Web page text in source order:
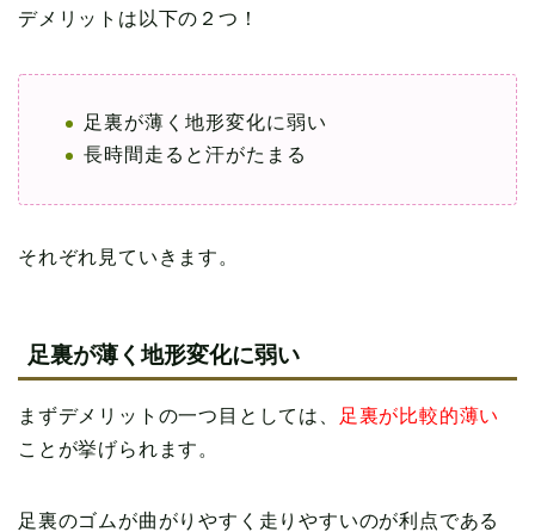
デメリットは以下の２つ！
足裏が薄く地形変化に弱い
長時間走ると汗がたまる
それぞれ見ていきます。
足裏が薄く地形変化に弱い
まずデメリットの一つ目としては、
足裏が比較的薄い
ことが挙げられます。
足裏のゴムが曲がりやすく走りやすいのが利点である